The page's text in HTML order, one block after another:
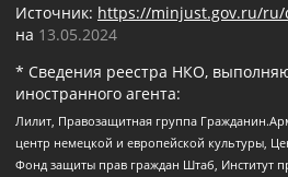
Источник: https://minjust.gov.ru/ru/
на 13.05.2024
* Сведения реестра НКО,
иностранного агента:
Лилит, Правозащитная группа
центр немецкой и европейской культуры,
Фонд защиты прав граждан Штаб, Институт